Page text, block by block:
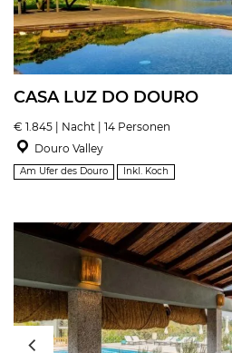
CASA LUZ DO DOURO
€ 1.845 | Nacht | 14 Personen
Douro Valley
Am Ufer des Douro Inkl. Koch